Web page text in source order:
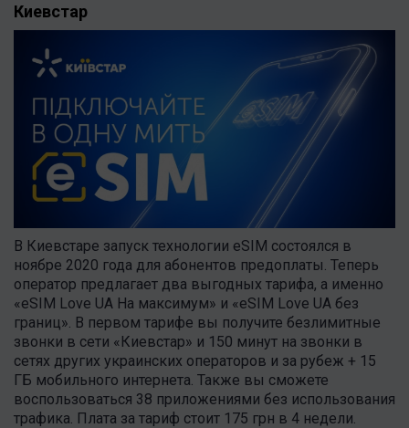
Киевстар
В Киевстаре запуск технологии eSIM состоялся в
ноябре 2020 года для абонентов предоплаты. Теперь
оператор предлагает два выгодных тарифа, а именно
«eSIM Love UA На максимум» и «eSIM Love UA без
границ». В первом тарифе вы получите безлимитные
звонки в сети «Киевстар» и 150 минут на звонки в
сетях других украинских операторов и за рубеж + 15
ГБ мобильного интернета. Также вы сможете
воспользоваться 38 приложениями без использования
трафика. Плата за тариф стоит 175 грн в 4 недели.